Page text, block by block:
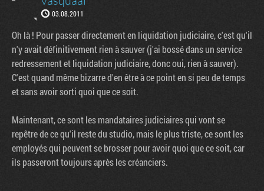
03.08.2011
Oh là ! Pour passer directement en liquidation judiciaire, c'est qu'il
n'y avait définitivement rien à sauver (j'ai bossé dans un service
redressement et liquidation judiciaire, donc oui, rien à sauver).
C'est quand même bizarre d'en être à ce point en si peu de temps
et sans avoir sorti quoi que ce soit.
Maintenant, ce sont les mandataires judiciaires qui vont se
repêtre de ce qu'il reste du studio, mais le plus triste, ce sont les
employés qui peuvent se brosser pour avoir quoi que ce soit, car
ils passeront toujours après les créanciers.